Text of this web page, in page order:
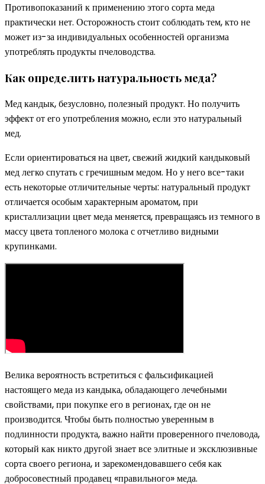
Противопоказаний к применению этого сорта меда
практически нет. Осторожность стоит соблюдать тем, кто не
может из-за индивидуальных особенностей организма
употреблять продукты пчеловодства.
Как определить натуральность меда?
Мед кандык, безусловно, полезный продукт. Но получить
эффект от его употребления можно, если это натуральный
мед.
Если ориентироваться на цвет, свежий жидкий кандыковый
мед легко спутать с гречишным медом. Но у него все-таки
есть некоторые отличительные черты: натуральный продукт
отличается особым характерным ароматом, при
кристаллизации цвет меда меняется, превращаясь из темного в
массу цвета топленого молока с отчетливо видными
крупинками.
Велика вероятность встретиться с фальсификацией
настоящего меда из кандыка, обладающего лечебными
свойствами, при покупке его в регионах, где он не
производится. Чтобы быть полностью уверенным в
подлинности продукта, важно найти проверенного пчеловода,
который как никто другой знает все элитные и эксклюзивные
сорта своего региона, и зарекомендовавшего себя как
добросовестный продавец «правильного» меда.